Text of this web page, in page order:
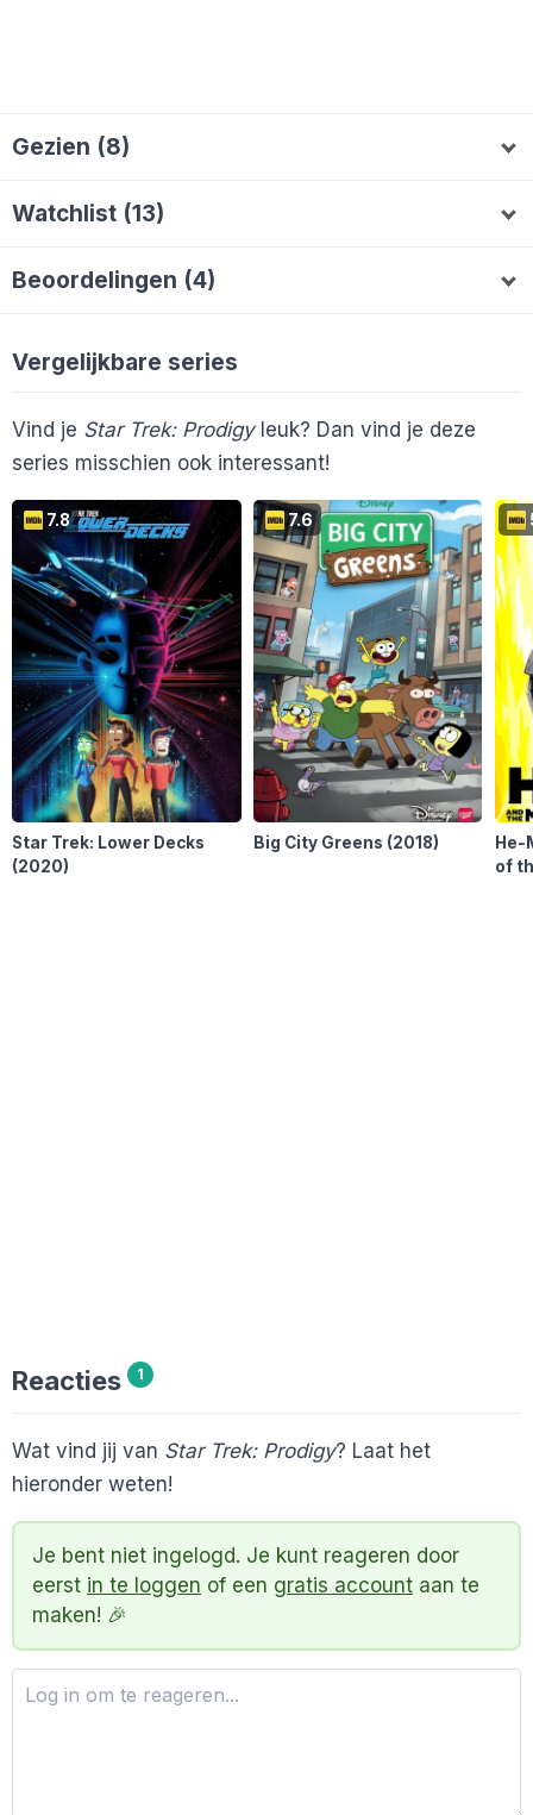
Gezien (8)
E ExeGol Daenelia
Watchlist (13)
G grift71 TinkNL
En 3 anderen...
Beoordelingen (4)
ExeGol
Vergelijkbare series
Vind je Star Trek: Prodigyleuk? Dan vind je deze
series misschien ook interessant!
7.8
Star Trek: Lower Decks
(2020)
7.6
Big City Greens (2018)
He-
of
Reacties 1
Wat vind jij van Star Trek: Prodigy? Laat het
hieronder weten!
Je bent niet ingelogd. Je kunt reageren door
eerst in te loggen of een gratis account aan te
maken! 🎉